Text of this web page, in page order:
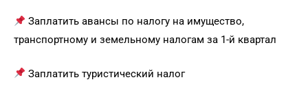
Заплатить авансы по налогу на имущество,
транспортному и земельному налогам за 1-й квартал
Заплатить туристический налог